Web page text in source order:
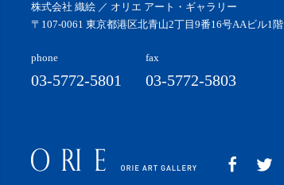
株式会社 織絵 ／ オリエ アート・ギャラリー
〒107-0061 東京都港区北青山2丁目9番16号AAビル1階
phone
03-5772-5801
fax
03-5772-5803